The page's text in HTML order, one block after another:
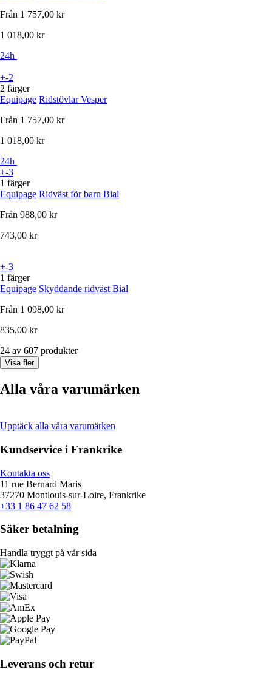
Från 1 757,00 kr
1 018,00 kr
24h
+-2
2 färger
Equipage Ridstövlar Vesper
Från 1 757,00 kr
1 018,00 kr
24h
+-3
1 färger
Equipage Ridväst för barn Bial
Från 988,00 kr
743,00 kr
+-3
1 färger
Equipage Skyddande ridväst Bial
Från 1 098,00 kr
835,00 kr
24 av 607 produkter
Visa fler
Alla våra varumärken
Upptäck alla våra varumärken
Kundservice i Frankrike
Kontakta oss
11 rue Bernard Maris
37270 Montlouis-sur-Loire, Frankrike
+33 1 86 47 62 58
Säker betalning
Handla tryggt på vår sida
Leverans och retur